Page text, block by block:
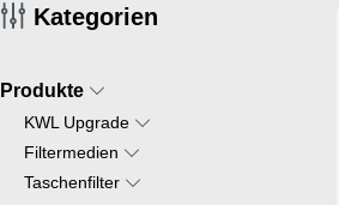
Kategorien
Produkte
KWL Upgrade
Filtermedien
Taschenfilter